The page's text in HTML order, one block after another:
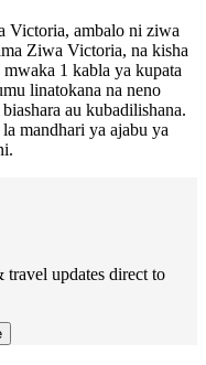
Victoria, ambalo ni ziwa
Ziwa Victoria, na kisha
1 kabla ya kupata
linatokana na neno
au kubadilishana.
mandhari ya ajabu ya
travel updates direct to